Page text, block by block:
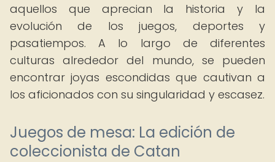
aquellos que aprecian la historia y la
evolución de los juegos, deportes y
pasatiempos. A lo largo de diferentes
culturas alrededor del mundo, se pueden
encontrar joyas escondidas que cautivan a
los aficionados con su singularidad y escasez.
Juegos de mesa: La edición de
coleccionista de Catan